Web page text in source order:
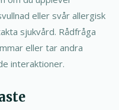
eller svår allergisk
sjukvård. Rådfråga
eller tar andra
interaktioner.